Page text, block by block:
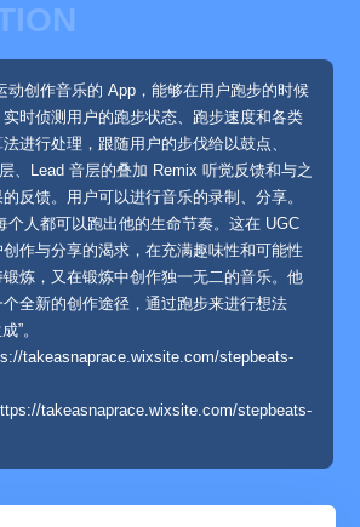
动创作音乐的 App，能够在用户跑步的时候
时侦测用户的跑步状态、跑步速度和各类
进行处理，跟随用户的步伐给以鼓点、
、Lead 音层的叠加 Remix 听觉反馈和与之
反馈。用户可以进行音乐的录制、分享。
个人都可以跑出他的生命节奏。这在 UGC
作与分享的渴求，在充满趣味性和可能性
炼，又在锻炼中创作独一无二的音乐。他
全新的创作途径，通过跑步来进行想法
”。
takeasnaprace.wixsite.com/stepbeats-
takeasnaprace.wixsite.com/stepbeats-